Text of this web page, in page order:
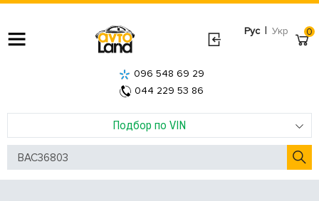
Рус | Укр
Подбор по VIN
096 548 69 29
044 229 53 86
0